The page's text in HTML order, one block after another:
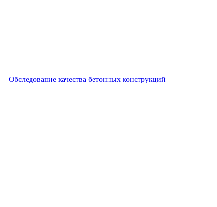
Обследование качества бетонных конструкций